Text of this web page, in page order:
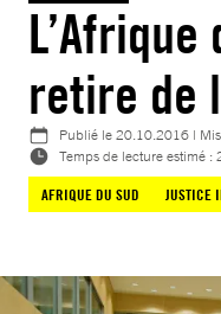
L’Afrique
retire de
Publié le20.10.2016 |
Temps de lecture estimé :
AFRIQUE DU SUD
JUSTICE